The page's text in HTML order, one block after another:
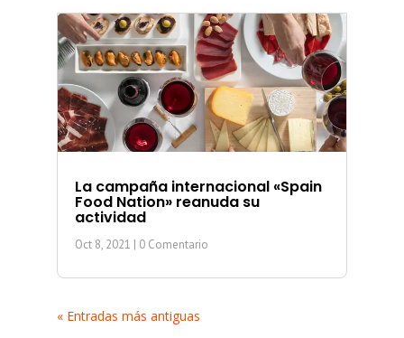
La campaña internacional «Spain
Food Nation» reanuda su
actividad
Oct 8, 2021 | 0 Comentario
« Entradas más antiguas